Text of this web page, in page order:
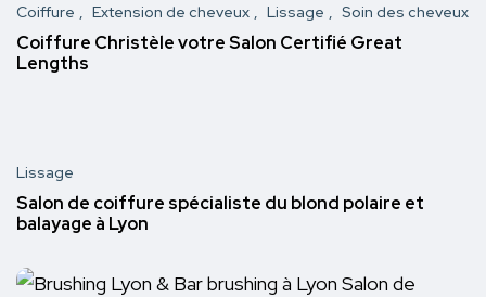
Coiffure Extension de cheveux Lissage Soin des cheveux
Coiffure Christèle votre Salon Certifié Great
Lengths
Lissage
Salon de coiffure spécialiste du blond polaire et
balayage à Lyon